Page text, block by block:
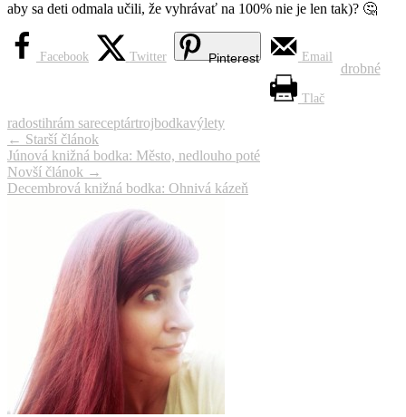
aby sa deti odmala učili, že vyhrávať na 100% nie je len tak)? 🤔
Facebook Twitter Pinterest Email
Tlač
drobné
radostihrám sareceptártrojbodkavýlety
Navigácia
článku
← Starší článok
Júnová knižná bodka: Město, nedlouho poté
Novší článok →
Decembrová knižná bodka: Ohnivá kázeň